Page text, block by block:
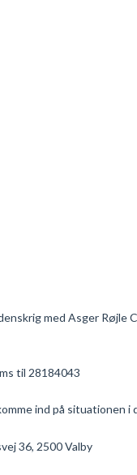
med Asger Røjle
til 28184043
ind på situationen i
36, 2500 Valby